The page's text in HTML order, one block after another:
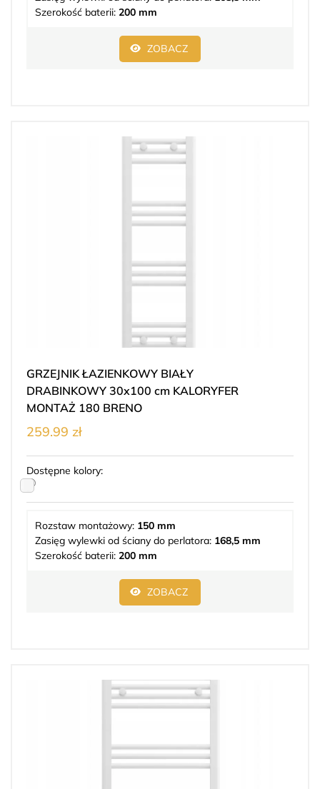
Szerokość baterii: 200 mm
ZOBACZ
GRZEJNIK ŁAZIENKOWY BIAŁY
DRABINKOWY 30x100 cm KALORYFER
MONTAŻ 180 BRENO
259.99 zł
Dostępne kolory:
Rozstaw montażowy: 150 mm
Zasięg wylewki od ściany do perlatora: 168,5 mm
Szerokość baterii: 200 mm
ZOBACZ